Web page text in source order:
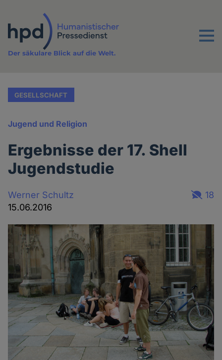
Inhalt
Menu
Der säkulare Blick auf die Welt.
GESELLSCHAFT
Jugend und Religion
Ergebnisse der 17. Shell
Jugendstudie
Werner Schultz
15.06.2016
18